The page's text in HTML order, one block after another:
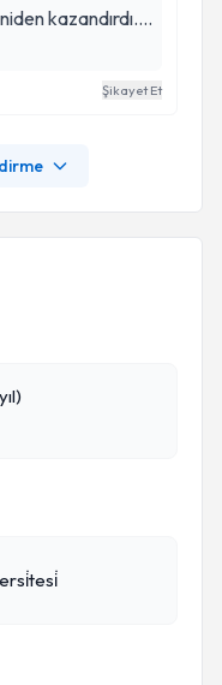
kazandırdı.
Şükran
Şikayet Et